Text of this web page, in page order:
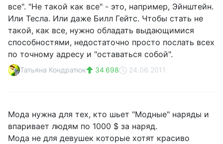
все". "Не такой как все" - это, например, Эйнштейн.
Или Тесла. Или даже Билл Гейтс. Чтобы стать не
такой, как все, нужно обладать выдающимися
способностями, недостаточно просто послать всех
по точному адресу и "оставаться собой".
Татьяна Кондратюк 34 698 24.06.2011
Мода нужна для тех, кто шьет "Модные" наряды и
впаривает людям по 1000 $ за наряд.
Мода не для девушек которые хотят красиво